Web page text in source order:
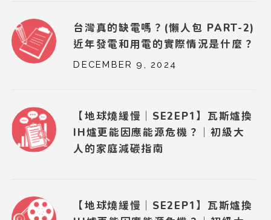
台灣真的缺電嗎？(懶人包 PART-2)
近年發電和用電的實際情況是什麼？
DECEMBER 9, 2024
【地球燒緩慢｜SE2EP1】瓦斯爐換
IH爐更能因應能源危機？｜初級大
人的家庭減碳指南
【地球燒緩慢｜SE2EP1】瓦斯爐換